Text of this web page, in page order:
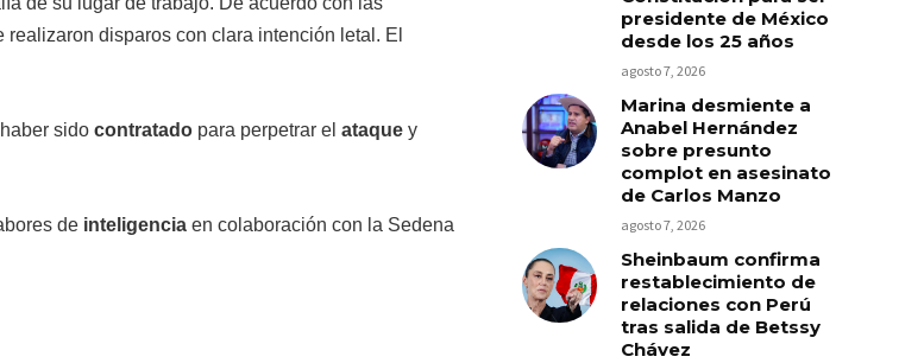
realizaron disparos con clara intención letal. El
sido contratado para perpetrar el ataque y
de inteligencia en colaboración con la Sedena
presidente de México
desde los 25 años
agosto 7, 2026
Marina desmiente a
Anabel Hernández
sobre presunto
complot en asesinato
de Carlos Manzo
agosto 7, 2026
Sheinbaum confirma
restablecimiento de
relaciones con Perú
tras salida de Betssy
Chávez